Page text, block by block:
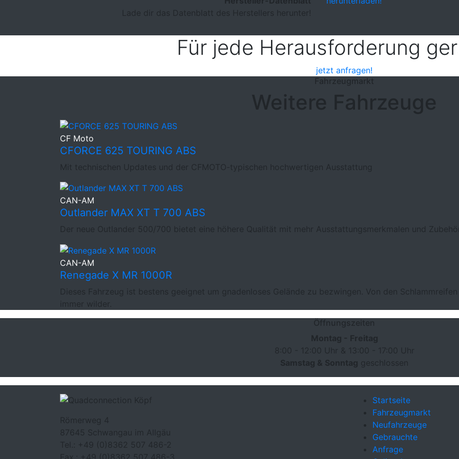
Lade dir das Datenblatt des Herstellers herunter!
Für jede Herausforderung
jetzt anfragen!
Fahrzeugmarkt
Weitere Fahrzeuge
CF Moto
CFORCE 625 TOURING ABS
Mit technischen Updates und der CFMOTO-typischen hochwertigen Ausstattung
CAN-AM
Outlander MAX XT T 700 ABS
Der neue Outlander 500/700 bietet eine höhere Qualität mit mehr Ausstattungsmerkmalen und Zubehör.
CAN-AM
Renegade X MR 1000R
Dieses Fahrzeug ist bestens geeignet um gnadenloses Gelände zu bezwingen. Von den
immer wilder.
Öffnungszeiten
Montag - Freitag
8:00 - 12:00 Uhr & 13:00 - 17:00 Uhr
Samstag & Sonntag geschlossen
Römerweg 4
87645 Schwangau im Allgäu
+49 (0)8362 507 486-2
Fax.:
+49 (0)8362 507 486-3
Startseite
Fahrzeugmarkt
Neufahrzeuge
Gebrauchte
Anfrage